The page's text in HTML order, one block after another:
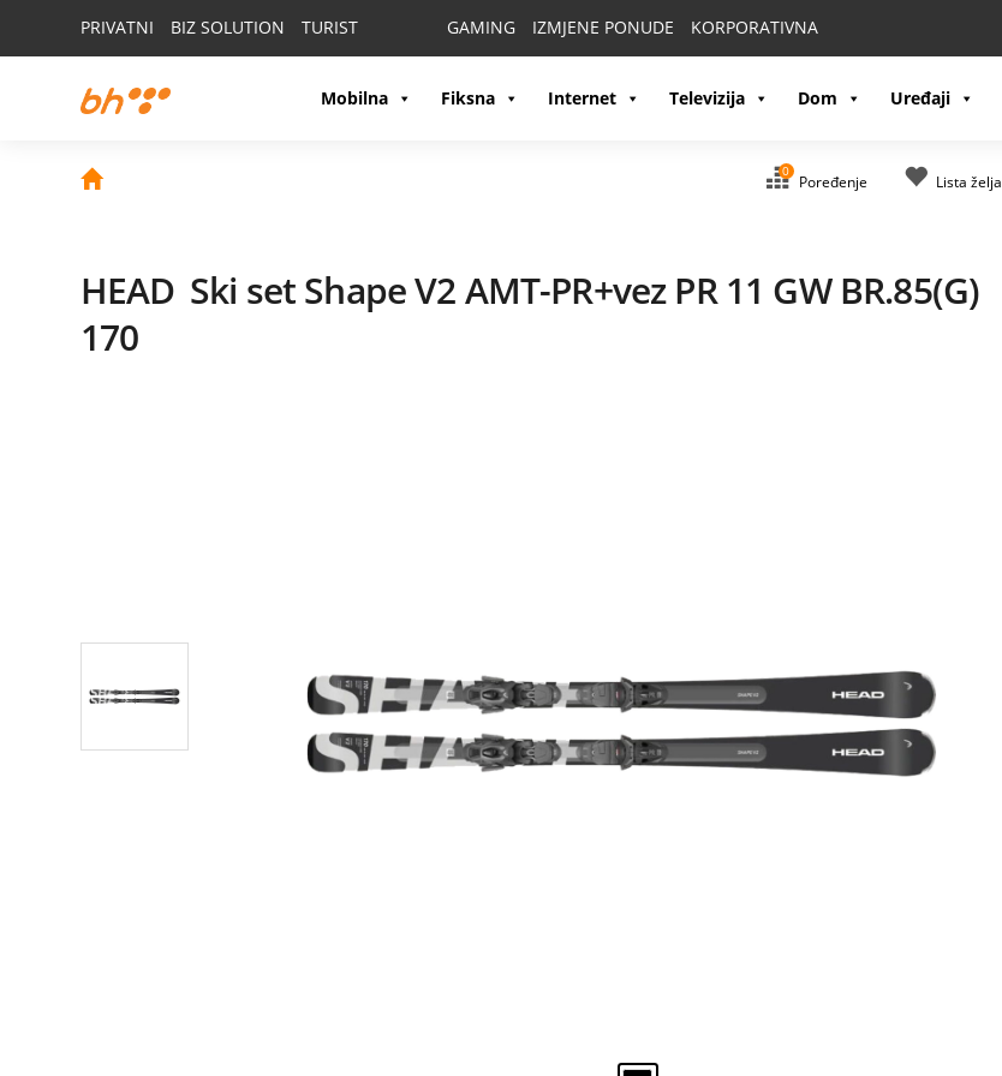
PRIVATNI BIZ SOLUTION TURIST GAMING IZMJENE PONUDE KORPORATIVNA
Mobilna Fiksna Internet Televizija Dom Uređaji
0
Poređenje Lista želja
HEAD Ski set Shape V2 AMT-PR+vez PR 11 GW BR.85(G)
170